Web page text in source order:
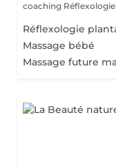
coaching
Réflexologie
Massage bébé
Massage future